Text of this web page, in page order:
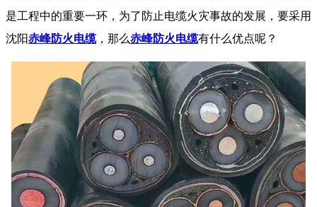
是工程中的重要一环，为了防止电缆火灾事故的发展，要采用
沈阳赤峰防火电缆，那么赤峰防火电缆有什么优点呢？